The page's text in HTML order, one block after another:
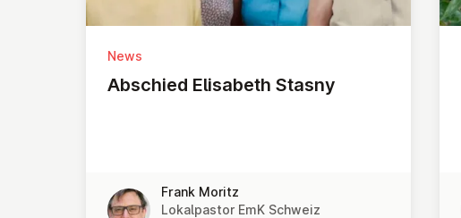
News
Abschied Elisabeth Stasny
Frank Moritz
Lokalpastor EmK Schweiz